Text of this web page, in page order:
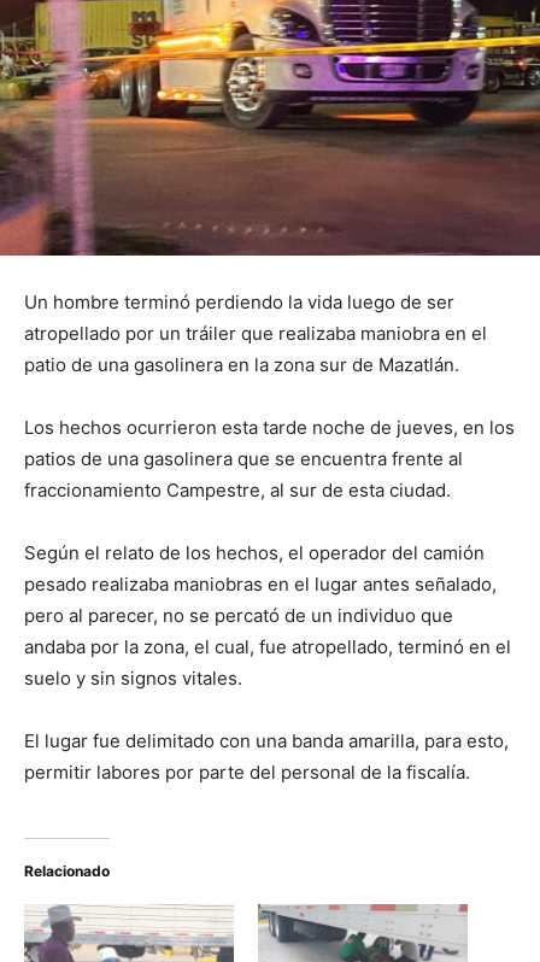
Un hombre terminó perdiendo la vida luego de ser
atropellado por un tráiler que realizaba maniobra en el
patio de una gasolinera en la zona sur de Mazatlán.
Los hechos ocurrieron esta tarde noche de jueves, en los
patios de una gasolinera que se encuentra frente al
fraccionamiento Campestre, al sur de esta ciudad.
Según el relato de los hechos, el operador del camión
pesado realizaba maniobras en el lugar antes señalado,
pero al parecer, no se percató de un individuo que
andaba por la zona, el cual, fue atropellado, terminó en el
suelo y sin signos vitales.
El lugar fue delimitado con una banda amarilla, para esto,
permitir labores por parte del personal de la fiscalía.
Relacionado